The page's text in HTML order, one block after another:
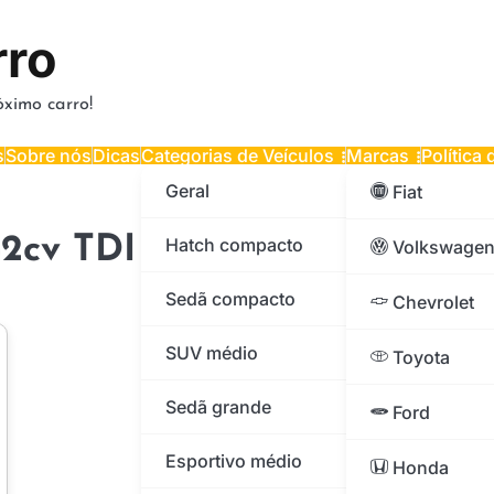
carro!
Sobre nósDicasCategorias de Veículos
Geral
Hatch compacto
Sedã compacto
SUV médio
Sedã grande
Esportivo médio
Marcas
Fiat
Volkswagen
Chevrolet
Toyota
Ford
Honda
Política
TDI Diesel Zero Km a